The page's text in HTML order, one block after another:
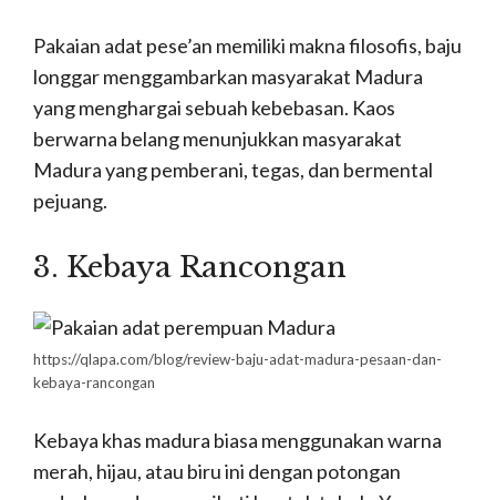
Pakaian adat pese’an memiliki makna filosofis, baju
longgar menggambarkan masyarakat Madura
yang menghargai sebuah kebebasan. Kaos
berwarna belang menunjukkan masyarakat
Madura yang pemberani, tegas, dan bermental
pejuang.
3. Kebaya Rancongan
https://qlapa.com/blog/review-baju-adat-madura-pesaan-dan-
kebaya-rancongan
Kebaya khas madura biasa menggunakan warna
merah, hijau, atau biru ini dengan potongan